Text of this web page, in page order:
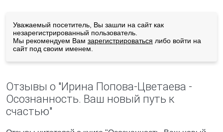
Уважаемый посетитель, Вы зашли на сайт как
незарегистрированный пользователь.
Мы рекомендуем Вам зарегистрироваться либо войти на
сайт под своим именем.
Отзывы о "Ирина Попова-Цветаева -
Осознанность. Ваш новый путь к
счастью"